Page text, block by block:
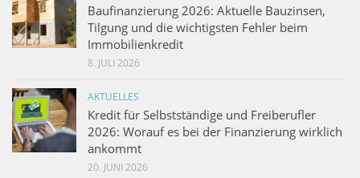
Baufinanzierung 2026: Aktuelle Bauzinsen,
Tilgung und die wichtigsten Fehler beim
Immobilienkredit
8. JULI 2026
AKTUELLES
Kredit für Selbstständige und Freiberufler
2026: Worauf es bei der Finanzierung wirklich
ankommt
20. JUNI 2026